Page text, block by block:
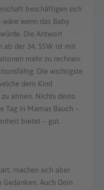
beschäftigen sich
wenn das Baby
Die Antwort
der 34. SSW ist mit
mehr zu rechnen.
Die wichtigste
dem Kind
atmen. Nichts desto
in Mamas Bauch –
bietet – gut.
machen sich aber
Auch Dein